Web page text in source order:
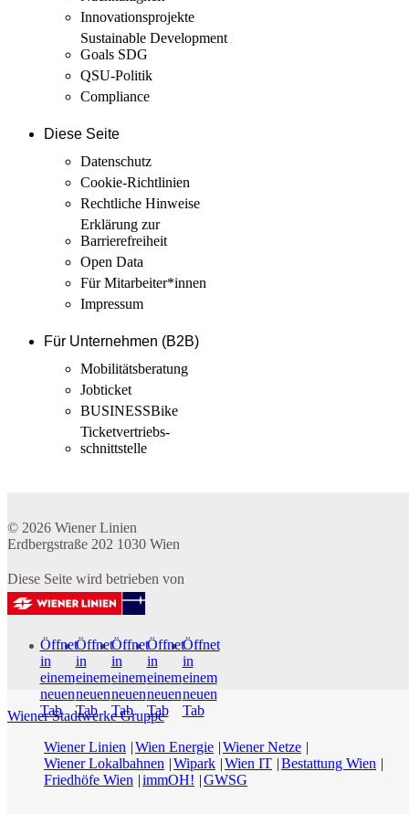
Innovations­projekte
Sustainable Development
Goals SDG
QSU-Politik
Compliance
Diese Seite
Datenschutz
Cookie-Richtlinien
Rechtliche Hinweise
Erklärung zur
Barrierefreiheit
Open Data
Für Mitarbeiter­*innen
Impressum
Für Unternehmen (B2B)
Mobilitäts­beratung
Jobticket
BUSINESSBike
Ticketvertriebs­
schnittstelle
© 2026 Wiener Linien
Erdbergstraße 202 1030 Wien
Diese Seite wird betrieben von
Öffnet
in
einem
neuen
Tab
Öffnet
in
einem
neuen
Tab
Öffnet
in
einem
neuen
Tab
Öffnet
in
einem
neuen
Tab
Öffnet
in
einem
neuen
Tab
Wiener Stadtwerke Gruppe
Wiener Linien
Wien Energie Wiener Netze
Wiener Lokalbahnen
Wipark Wien IT Bestattung Wien
Friedhöfe Wien
immOH! GWSG